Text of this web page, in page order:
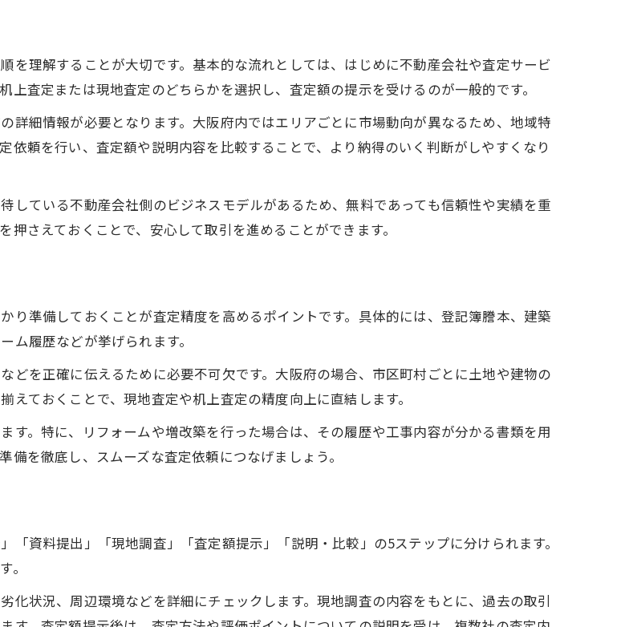
を理解することが大切です。基本的な流れとしては、はじめに不動産会社や査定サービ
査定または現地査定のどちらかを選択し、査定額の提示を受けるのが一般的です。
詳細情報が必要となります。大阪府内ではエリアごとに市場動向が異なるため、地域特
頼を行い、査定額や説明内容を比較することで、より納得のいく判断がしやすくなり
している不動産会社側のビジネスモデルがあるため、無料であっても信頼性や実績を重
さえておくことで、安心して取引を進めることができます。
り準備しておくことが査定精度を高めるポイントです。具体的には、登記簿謄本、建築
ム履歴などが挙げられます。
どを正確に伝えるために必要不可欠です。大阪府の場合、市区町村ごとに土地や建物の
ておくことで、現地査定や机上査定の精度向上に直結します。
す。特に、リフォームや増改築を行った場合は、その履歴や工事内容が分かる書類を用
を徹底し、スムーズな査定依頼につなげましょう。
資料提出」「現地調査」「査定額提示」「説明・比較」の5ステップに分けられます。
。
化状況、周辺環境などを詳細にチェックします。現地調査の内容をもとに、過去の取引